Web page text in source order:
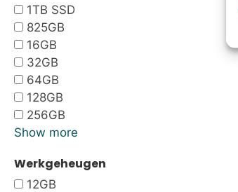
1TB SSD
825GB
16GB
32GB
64GB
128GB
256GB
Show more
Werkgeheugen
12GB